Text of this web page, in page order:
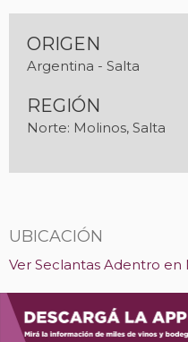
ORIGEN
Argentina - Salta
REGIÓN
Norte: Molinos, Salta
UBICACIÓN
Ver Seclantas Adentro